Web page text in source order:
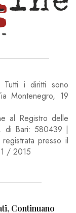
Tutti i diritti sono
Montenegro, 19
al Registro delle
di Bari: 580439 |
presso il
/ 2015
Continuano